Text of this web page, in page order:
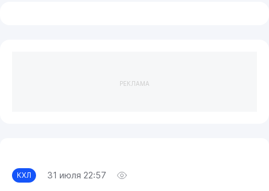
РЕКЛАМА
КХЛ 31 июля 22:57